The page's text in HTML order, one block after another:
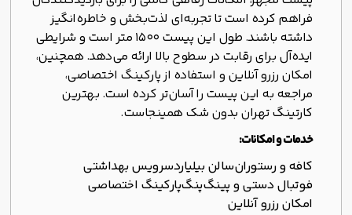
فراهم کرده است تا تجربه‌ای لذت‌بخش و خاطره‌انگیز
داشته باشند. طول این پیست 1500 متر است و شرایطی
ایده‌آل برای رقابت در سطوح بالا ارائه می‌دهد. همچنین،
امکان رزرو آنلاین و استفاده از پارکینگ اختصاصی،
مراجعه به این پیست را آسان‌تر کرده است. بهترین
کارتینگ تهران بدون شک همینجاست.
خدمات و امکانات:
کافه و رستورانسالن بیلیاردسرویس بهداشتی
فوتبال دستی و پینگ‌پنگپارکینگ اختصاصی
امکان رزرو آنلاین